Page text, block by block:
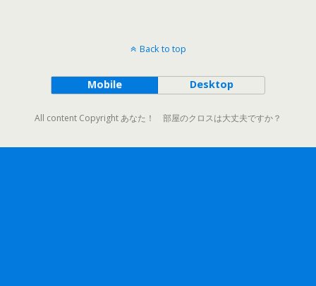
Back to top
Mobile Desktop
All content Copyright あなた！ 部屋のクロスは大丈夫ですか？